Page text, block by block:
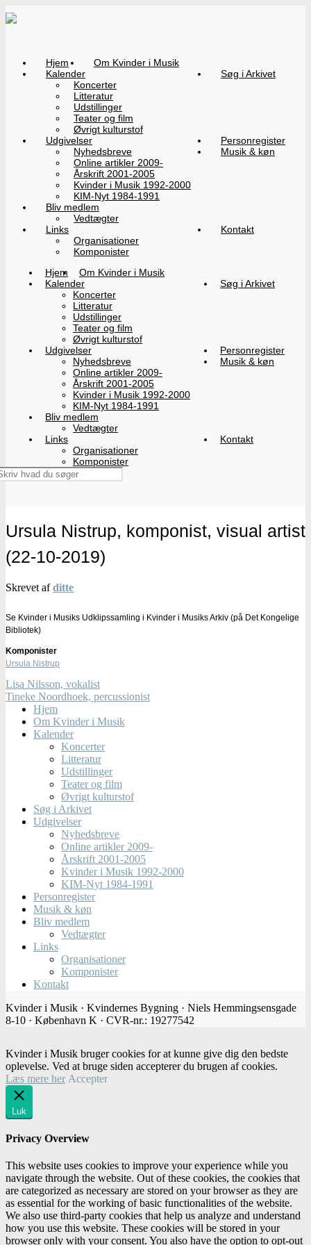
Hjem
Om Kvinder i Musik
Kalender
Koncerter
Litteratur
Udstillinger
Teater og film
Øvrigt kulturstof
Søg i Arkivet
Udgivelser
Nyhedsbreve
Online artikler 2009-
Årskrift 2001-2005
Kvinder i Musik 1992-2000
KIM-Nyt 1984-1991
Personregister
Musik & køn
Bliv medlem
Vedtægter
Links
Organisationer
Komponister
Kontakt
Hjem
Om Kvinder i Musik
Kalender
Koncerter
Litteratur
Udstillinger
Teater og film
Øvrigt kulturstof
Søg i Arkivet
Udgivelser
Nyhedsbreve
Online artikler 2009-
Årskrift 2001-2005
Kvinder i Musik 1992-2000
KIM-Nyt 1984-1991
Personregister
Musik & køn
Bliv medlem
Vedtægter
Links
Organisationer
Komponister
Kontakt
Ursula Nistrup, komponist, visual artist
(22-10-2019)
Skrevet afditte
Se Kvinder i Musiks Udklipssamling i Kvinder i Musiks Arkiv (på Det Kongelige
Bibliotek)
Komponister
Ursula Nistrup
Lisa Nilsson, vokalist
Tineke Noordhoek, percussionist
Hjem
Om Kvinder i Musik
Kalender
Koncerter
Litteratur
Udstillinger
Teater og film
Øvrigt kulturstof
Søg i Arkivet
Udgivelser
Nyhedsbreve
Online artikler 2009-
Årskrift 2001-2005
Kvinder i Musik 1992-2000
KIM-Nyt 1984-1991
Personregister
Musik & køn
Bliv medlem
Vedtægter
Links
Organisationer
Komponister
Kontakt
Kvinder i Musik · Kvindernes Bygning · Niels Hemmingsensgade
8-10 · København K · CVR-nr.: 19277542
Kvinder i Musik bruger cookies for at kunne give dig den bedste
oplevelse. Ved at bruge siden accepterer du brugen af cookies.
Læs mere her Accepter
Luk
Privacy Overview
This website uses cookies to improve your experience while you
navigate through the website. Out of these cookies, the cookies that
are categorized as necessary are stored on your browser as they are
as essential for the working of basic functionalities of the website.
We also use third-party cookies that help us analyze and understand
how you use this website. These cookies will be stored in your
browser only with your consent. You also have the option to opt-out